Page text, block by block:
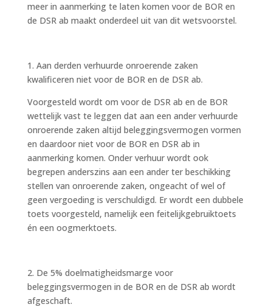
meer in aanmerking te laten komen voor de BOR en
de DSR ab maakt onderdeel uit van dit wetsvoorstel.
1. Aan derden verhuurde onroerende zaken
kwalificeren niet voor de BOR en de DSR ab.
Voorgesteld wordt om voor de DSR ab en de BOR
wettelijk vast te leggen dat aan een ander verhuurde
onroerende zaken altijd beleggingsvermogen vormen
en daardoor niet voor de BOR en DSR ab in
aanmerking komen. Onder verhuur wordt ook
begrepen anderszins aan een ander ter beschikking
stellen van onroerende zaken, ongeacht of wel of
geen vergoeding is verschuldigd. Er wordt een dubbele
toets voorgesteld, namelijk een feitelijkgebruiktoets
én een oogmerktoets.
2. De 5% doelmatigheidsmarge voor
beleggingsvermogen in de BOR en de DSR ab wordt
afgeschaft.